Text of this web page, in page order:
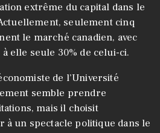
extrême du capital dans le
seulement cinq
le marché canadien, avec
elle seule 30% de celui-ci.
de l’Université
semble prendre
mais il choisit
à un spectacle politique dans le